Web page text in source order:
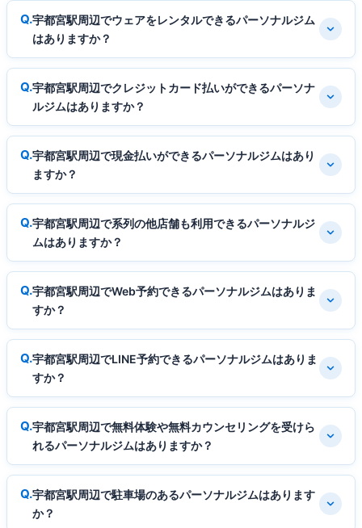
宇都宮駅周辺でウェアをレンタルできるパーソナルジム
はありますか？
宇都宮駅周辺でクレジットカード払いができるパーソナ
ルジムはありますか？
宇都宮駅周辺で現金払いができるパーソナルジムはあり
ますか？
宇都宮駅周辺で系列の他店舗も利用できるパーソナルジ
ムはありますか？
宇都宮駅周辺でWeb予約できるパーソナルジムはありま
すか？
宇都宮駅周辺でLINE予約できるパーソナルジムはありま
すか？
宇都宮駅周辺で無料体験や無料カウンセリングを受けら
れるパーソナルジムはありますか？
宇都宮駅周辺で駐車場のあるパーソナルジムはあります
か？